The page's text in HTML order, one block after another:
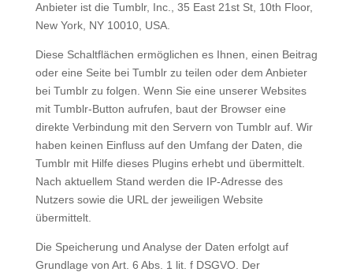
Anbieter ist die Tumblr, Inc., 35 East 21st St, 10th Floor,
New York, NY 10010, USA.
Diese Schaltflächen ermöglichen es Ihnen, einen Beitrag
oder eine Seite bei Tumblr zu teilen oder dem Anbieter
bei Tumblr zu folgen. Wenn Sie eine unserer Websites
mit Tumblr-Button aufrufen, baut der Browser eine
direkte Verbindung mit den Servern von Tumblr auf. Wir
haben keinen Einfluss auf den Umfang der Daten, die
Tumblr mit Hilfe dieses Plugins erhebt und übermittelt.
Nach aktuellem Stand werden die IP-Adresse des
Nutzers sowie die URL der jeweiligen Website
übermittelt.
Die Speicherung und Analyse der Daten erfolgt auf
Grundlage von Art. 6 Abs. 1 lit. f DSGVO. Der